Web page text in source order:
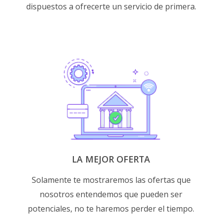
dispuestos a ofrecerte un servicio de primera.
LA MEJOR OFERTA
Solamente te mostraremos las ofertas que
nosotros entendemos que pueden ser
potenciales, no te haremos perder el tiempo.